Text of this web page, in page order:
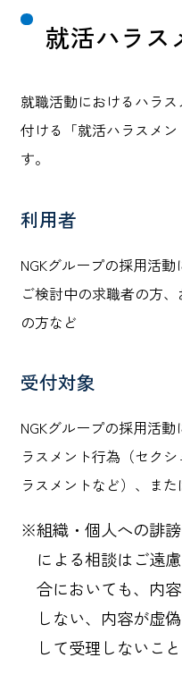
就活ハラス
就職活動におけるハラ
付ける「就活ハラスメ
す。
利用者
NGKグループの採用活
ご検討中の求職者の方
の方など
受付対象
NGKグループの採用活
ラスメント行為（セク
ラスメントなど）、ま
※組織・個人への誹
による相談はご遠
合においても、内
しない、内容が虚
して受理しないこ